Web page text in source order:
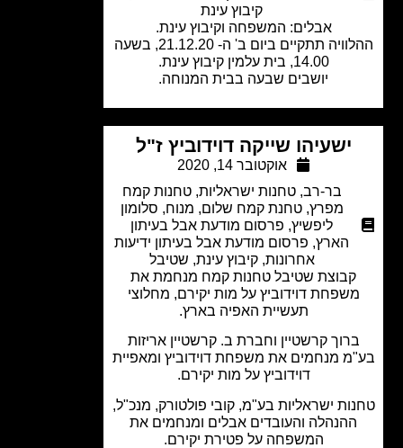
קיבוץ עינת
אבלים: המשפחה וקיבוץ עינת.
ההלוויה תתקיים ביום ב' ה- 21.12.20, בשעה
יושבים שבעה בבית המנוחה.
ישעיהו שייקה דוידוביץ ז"ל
אוקטובר 14, 2020
טחנות ישראליות,טחנות קמח
טחנת קמח שלום,מנוח,סלומון
ליפשיץ
,פרסום מודעת אבל בעיתון
פרסום מודעת אבל בעיתון ידיעות
אחרונות,קיבוץ עינת,שטיבל
קבוצת שטיבל טחנות קמח מנחמת את
דוידוביץ על מות יקירם, מחלוצי
תעשיית האפיה בארץ.
קרשטיין וחברת ב. קרשטיין אריזות
מנחמים את משפחת דוידוביץ ומאפיית
דוידוביץ על מות יקירם.
ישראליות בע"מ, קובי פולטורק, מנכ"ל,
והעובדים אבלים ומנחמים את
המשפחה על פטירת יקירם.